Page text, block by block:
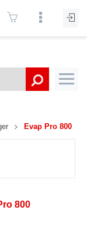
Evap Pro 800
800